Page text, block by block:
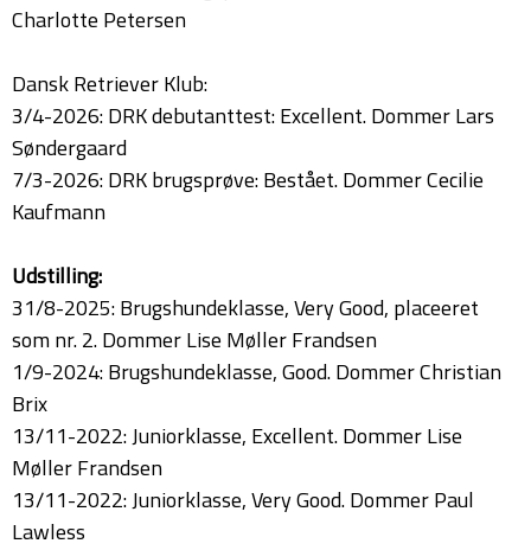
Charlotte Petersen
Dansk Retriever Klub:
3/4-2026: DRK debutanttest: Excellent. Dommer Lars
Søndergaard
7/3-2026: DRK brugsprøve: Bestået. Dommer Cecilie
Kaufmann
Udstilling:
31/8-2025: Brugshundeklasse, Very Good, placeeret
som nr. 2. Dommer Lise Møller Frandsen
1/9-2024: Brugshundeklasse, Good. Dommer Christian
Brix
13/11-2022: Juniorklasse, Excellent. Dommer Lise
Møller Frandsen
13/11-2022: Juniorklasse, Very Good. Dommer Paul
Lawless